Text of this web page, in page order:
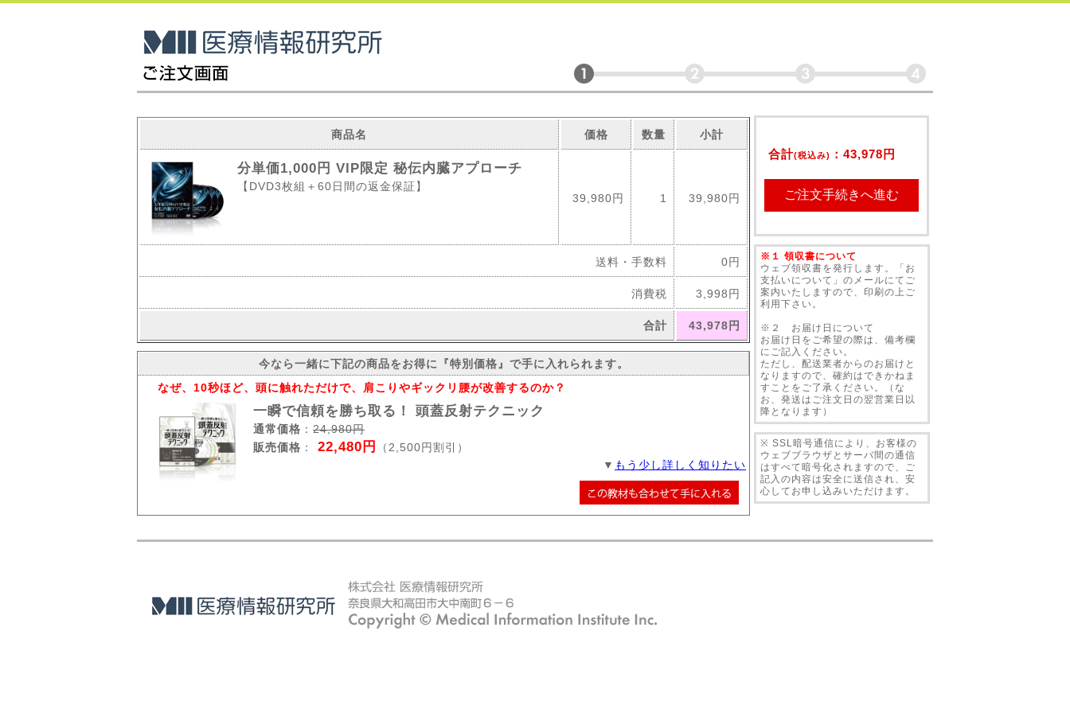
商品名 価格 数量 小計
分単価1,000円 VIP限定 秘伝内臓アプローチ
【DVD3枚組＋60日間の返金保証】
39,980円
1 39,980円
送料・手数料 0円
消費税 3,998円
合計 43,978円
今なら一緒に下記の商品をお得に『特別価格』で手に入れられます。
なぜ、10秒ほど、頭に触れただけで、肩こりやギックリ腰が改善するのか？
一瞬で信頼を勝ち取る！ 頭蓋反射テクニック
通常価格 ： 24,980円
販売価格 ： 22,480円
（2,500円割引）
▼ もう少し詳しく知りたい
合計(税込み) ： 43,978円
※１ 領収書について
ウェブ領収書を発行します。「お
支払いについて」のメールにてご
案内いたしますので、印刷の上ご
利用下さい。
※２ お届け日について
お届け日をご希望の際は、備考欄
にご記入ください。
ただし、配送業者からのお届けと
なりますので、確約はできかねま
すことをご了承ください。（な
お、発送はご注文日の翌営業日以
降となります）
※ SSL暗号通信により、お客様の
ウェブブラウザとサーバ間の通信
はすべて暗号化されますので、ご
記入の内容は安全に送信され、安
心してお申し込みいただけます。